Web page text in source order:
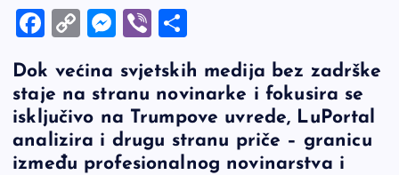
F
c
e
b
o
C
p
y
Li
n
M
se
n
g
er
Vi
er ar
e
Dok većina svjetskih medija bez zadrške
staje na stranu novinarke i fokusira se
isključivo na Trumpove uvrede, LuPortal
analizira i drugu stranu priče – granicu
između profesionalnog novinarstva i